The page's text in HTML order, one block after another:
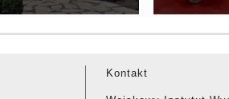
Kontakt